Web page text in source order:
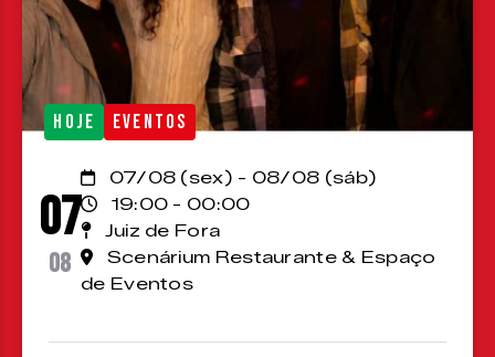
HOJE EVENTOS
07
08
07/08 (sex) - 08/08 (sáb)
19:00 - 00:00
Juiz de Fora
Scenárium Restaurante & Espaço
de Eventos